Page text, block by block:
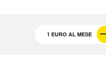
1 EURO AL MESE